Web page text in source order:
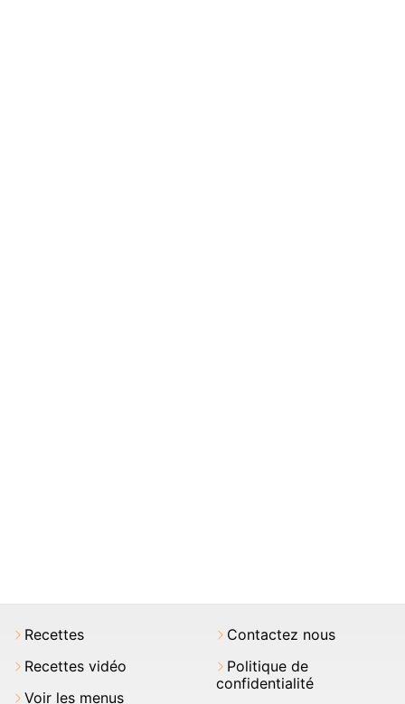
Recettes
Recettes vidéo
Voir les menus
Contactez nous
Politique de
confidentialité